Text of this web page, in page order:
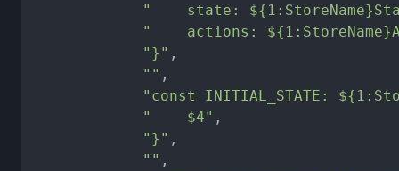
"    state:
"    actions:
"}" ,
"" ,
"const INITIAL_STATE:
"    $4" ,
"}" ,
"" ,